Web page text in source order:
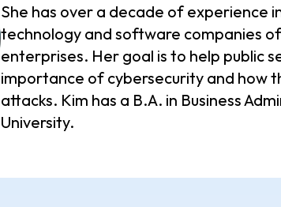
She has over a decade of experience
technology and software companies
enterprises. Her goal is to help public
importance of cybersecurity and how
attacks. Kim has a B.A. in Business
University.